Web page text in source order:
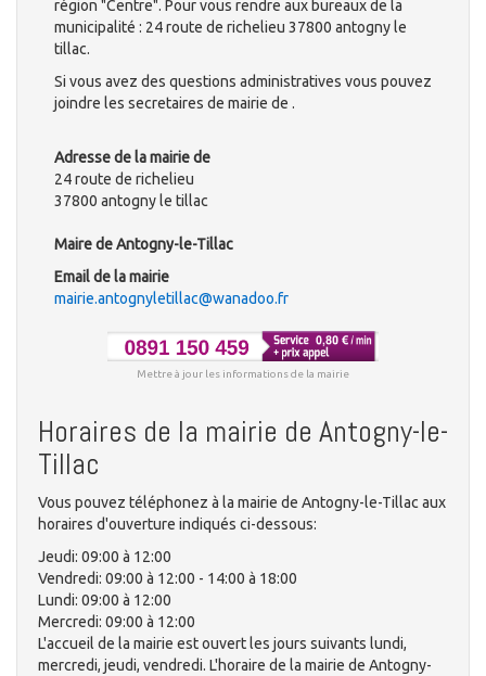
région "Centre". Pour vous rendre aux bureaux de la
municipalité : 24 route de richelieu 37800 antogny le
tillac.
Si vous avez des questions administratives vous pouvez
joindre les secretaires de mairie de .
Adresse de la mairie de
24 route de richelieu
37800 antogny le tillac
Maire de Antogny-le-Tillac
Email de la mairie
mairie.antognyletillac@wanadoo.fr
Mettre à jour les informations de la mairie
Horaires de la mairie de Antogny-le-
Tillac
Vous pouvez téléphonez à la mairie de Antogny-le-Tillac aux
horaires d'ouverture indiqués ci-dessous:
Jeudi: 09:00 à 12:00
Vendredi: 09:00 à 12:00 - 14:00 à 18:00
Lundi: 09:00 à 12:00
Mercredi: 09:00 à 12:00
L'accueil de la mairie est ouvert les jours suivants lundi,
mercredi, jeudi, vendredi. L'horaire de la mairie de Antogny-